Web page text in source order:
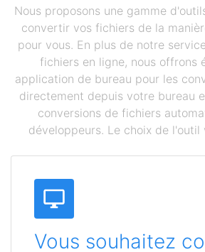
Nous proposons une gamme
convertir vos fichiers de la
pour vous. En plus de notre
fichiers en ligne, nous offrons
application de bureau pour les
directement depuis votre bureau
conversions de fichiers
développeurs. Le choix de
Vous souhaitez